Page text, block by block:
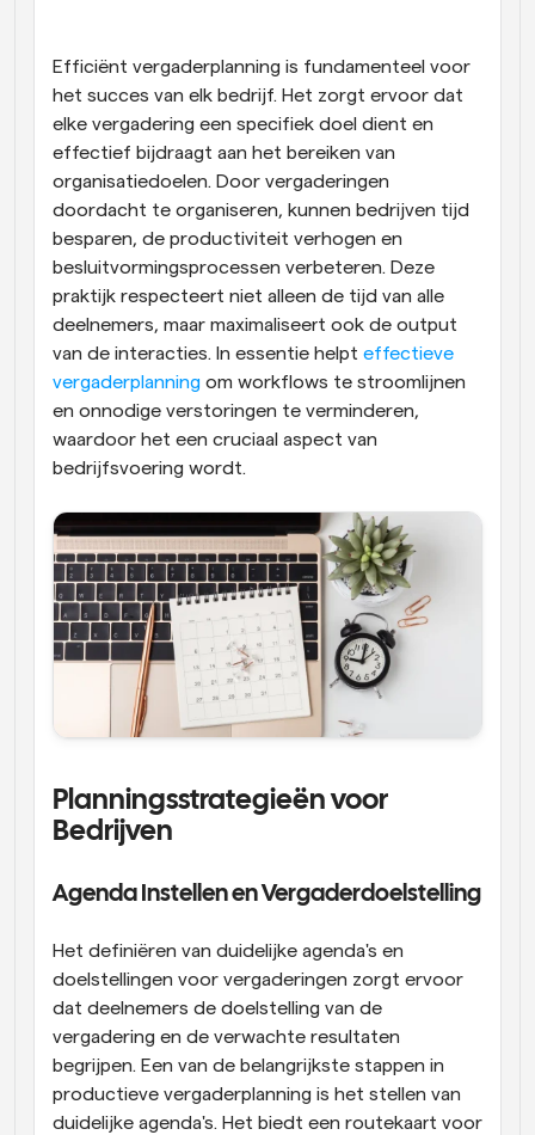
Supercharged planning met AI-gestuurde
oproepen
Automatiseer planning en herinneringen
Blog
Blijf op de hoogte van het laatste nieuws en updates
Instant Vergaderingen
Ontmoet cliënten binnen enkele minuten
Dynamische Groep Links
Boek naadloos vergaderingen met meerdere mensen
Webhooks
Ontvang een melding wanneer er iets gebeurt
Efficiënt vergaderplanning is fundamenteel voor
het succes van elk bedrijf. Het zorgt ervoor dat
elke vergadering een specifiek doel dient en
effectief bijdraagt aan het bereiken van
organisatiedoelen. Door vergaderingen
doordacht te organiseren, kunnen bedrijven tijd
besparen, de productiviteit verhogen en
besluitvormingsprocessen verbeteren. Deze
praktijk respecteert niet alleen de tijd van alle
deelnemers, maar maximaliseert ook de output
van de interacties. In essentie helpt effectieve
vergaderplanning om workflows te stroomlijnen
en onnodige verstoringen te verminderen,
waardoor het een cruciaal aspect van
bedrijfsvoering wordt.
Planningsstrategieën voor
Bedrijven
Agenda Instellen en Vergaderdoelstelling
Het definiëren van duidelijke agenda's en
doelstellingen voor vergaderingen zorgt ervoor
dat deelnemers de doelstelling van de
vergadering en de verwachte resultaten
begrijpen. Een van de belangrijkste stappen in
productieve vergaderplanning is het stellen van
duidelijke agenda's. Het biedt een routekaart voor